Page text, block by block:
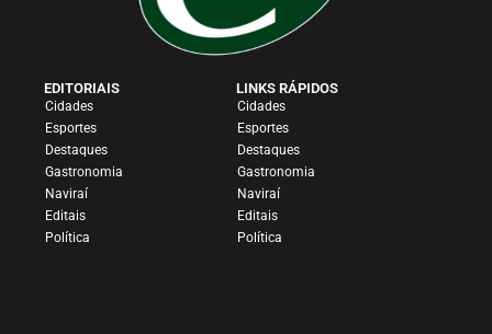
EDITORIAIS
Cidades
Esportes
Destaques
Gastronomia
Naviraí
Editais
Política
LINKS RÁPIDOS
Cidades
Esportes
Destaques
Gastronomia
Naviraí
Editais
Política